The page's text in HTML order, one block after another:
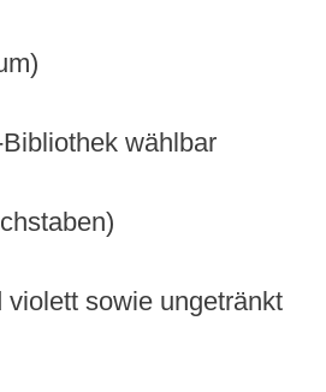
wählbar
sowie ungetränkt